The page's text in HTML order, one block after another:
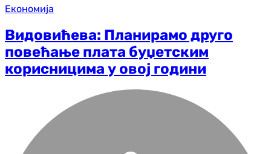
Економија
Видовићева: Планирамо друго
повећање плата буџетским
корисницима у овој години